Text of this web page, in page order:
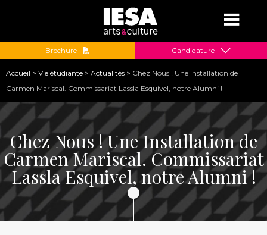
Jump to navigation
Vous
êtes
ici
Accueil > Vie étudiante > Actualités > Chez Nous ! Une Installation de
Carmen Mariscal. Commissariat Lassla Esquivel, notre Alumni !
Chez Nous ! Une Installation de
Carmen Mariscal. Commissariat
Lassla Esquivel, notre Alumni !
Brochure Candidature